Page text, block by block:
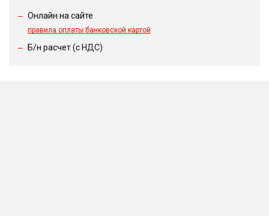
Онлайн на сайте
правила оплаты банковской картой
Б/н расчет (c НДС)